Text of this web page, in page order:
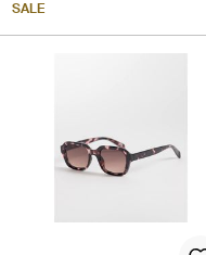
SALE